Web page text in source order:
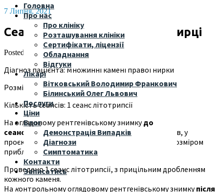
Головна
Про нас
Про клініку
Розташування клініки
Сертифікати, ліцензії
Обладнання
Відгуки
Лікарі
Вітковський Володимир Франкович
Білинський Олег Львович
Послуги
Ціни
Блог
Демонстрація Випадків
Діагнози
Симптоматика
Контакти
Записатись
7 Липня, 2021
Сеанс дроблення каменю у нирці
Posted byadmin inДемонстрація Випадків
Діагноз пацієнта: Множинні камені правої нирки
Розмір: 6-8 мм
Кількість сеансів: 1 сеанс літотрипсії
На оглядовому рентгенівському знимкудо
сеансу
літотрипсії рентген позитивні тіні каменів, у
проєкції верхньої, середньої та нижньої чашок розміром
приблизно ~6-8 мм.
Проведено 1 сеанс літотрипсії, з прицільним дробленням
кожного каменя.
На контрольному оглядовому рентгенівському знимкупісля